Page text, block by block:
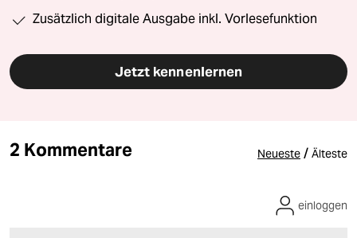
Zusätzlich digitale Ausgabe inkl. Vorlesefunktion
Jetzt kennenlernen
2 Kommentare Neueste / Älteste
einloggen